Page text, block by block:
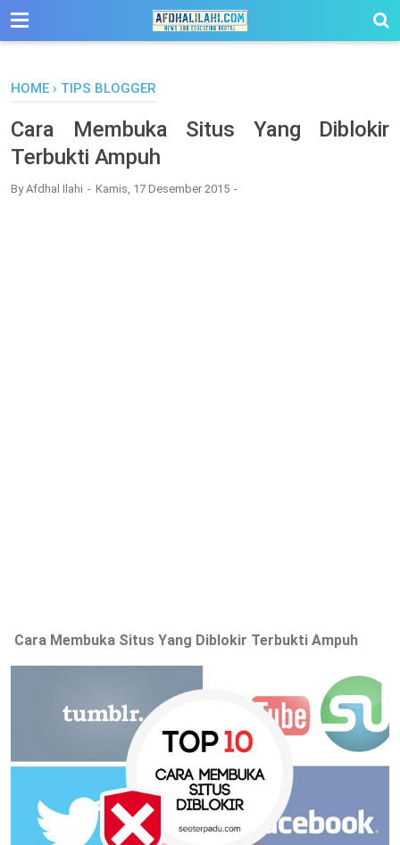
-->
HOME › TIPS BLOGGER
Cara Membuka Situs Yang Diblokir
Terbukti Ampuh
ByAfdhal Ilahi Kamis, 17 Desember 2015
Cara Membuka Situs Yang Diblokir Terbukti Ampuh